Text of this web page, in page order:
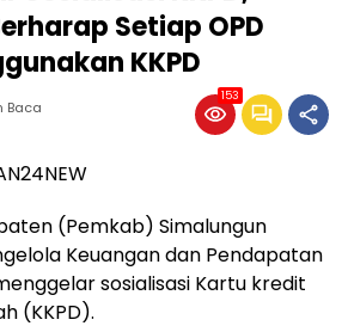
Setiap OPD
KKPD
Baca
153
(Pemkab) Simalungun
Keuangan dan Pendapatan
sosialisasi Kartu kredit
(KKPD).